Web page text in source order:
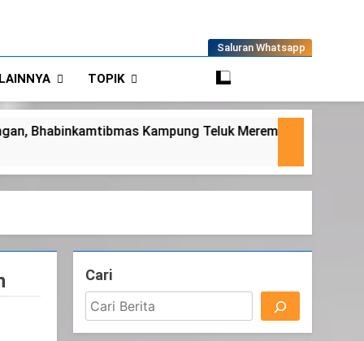
Saluran Whatsapp
TOPIK
Merempan Tinjau Tanaman Jagung Waga
Cari